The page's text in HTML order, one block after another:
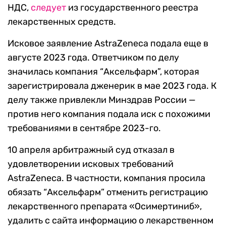
НДС, следует из государственного реестра
лекарственных средств.
Исковое заявление AstraZeneca подала еще в
августе 2023 года. Ответчиком по делу
значилась компания “Аксельфарм”, которая
зарегистрировала дженерик в мае 2023 года. К
делу также привлекли Минздрав России —
против него компания подала иск с похожими
требованиями в сентябре 2023-го.
10 апреля арбитражный суд отказал в
удовлетворении исковых требований
AstraZeneca. В частности, компания просила
обязать “Аксельфарм” отменить регистрацию
лекарственного препарата «Осимертиниб»,
удалить с сайта информацию о лекарственном